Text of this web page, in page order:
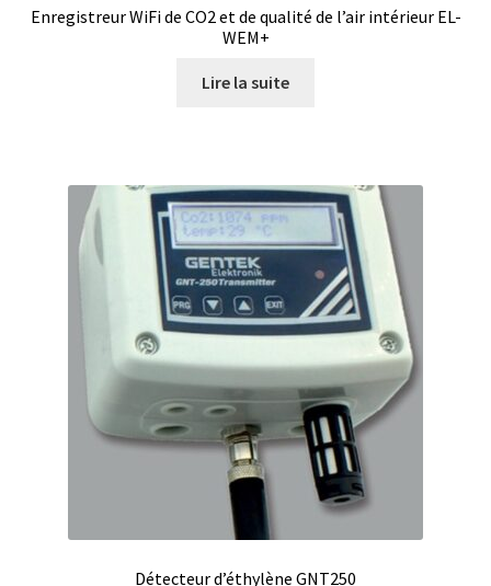
Enregistreur WiFi de CO2 et de qualité de l’air intérieur EL-
WEM+
Lire la suite
Détecteur d’éthylène GNT250